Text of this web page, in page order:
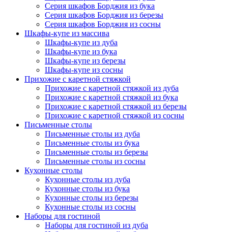
Серия шкафов Борджия из бука
Серия шкафов Борджия из березы
Серия шкафов Борджия из сосны
Шкафы-купе из массива
Шкафы-купе из дуба
Шкафы-купе из бука
Шкафы-купе из березы
Шкафы-купе из сосны
Прихожие с каретной стяжкой
Прихожие с каретной стяжкой из дуба
Прихожие с каретной стяжкой из бука
Прихожие с каретной стяжкой из березы
Прихожие с каретной стяжкой из сосны
Письменные столы
Письменные столы из дуба
Письменные столы из бука
Письменные столы из березы
Письменные столы из сосны
Кухонные столы
Кухонные столы из дуба
Кухонные столы из бука
Кухонные столы из березы
Кухонные столы из сосны
Наборы для гостиной
Наборы для гостиной из дуба